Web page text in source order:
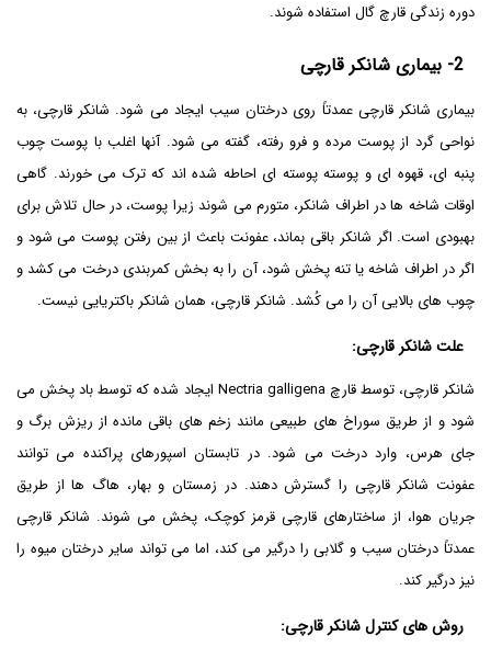
دوره زندگی قارچ گال استفاده شوند.
2- بیماری شانکر قارچی
بیماری شانکر قارچی عمدتاً روی درختان سیب ایجاد می شود. شانکر قارچی، به
نواحی گرد از پوست مرده و فرو رفته، گفته می شود. آنها اغلب با پوست چوب
پنبه ای، قهوه ای و پوسته پوسته ای احاطه شده اند که ترک می خورند. گاهی
اوقات شاخه ها در اطراف شانکر، متورم می شوند زیرا پوست، در حال تلاش برای
بهبودی است. اگر شانکر باقی بماند، عفونت باعث از بین رفتن پوست می شود و
اگر در اطراف شاخه یا تنه پخش شود، آن را به بخش کمربندی درخت می کشد و
چوب های بالایی آن را می کُشد. شانکر قارچی، همان شانکر باکتریایی نیست.
علت شانکر قارچی:
شانکر قارچی، توسط قارچ Nectria galligena ایجاد شده که توسط باد پخش می
شود و از طریق سوراخ های طبیعی مانند زخم های باقی مانده از ریزش برگ و
جای هرس، وارد درخت می شود. در تابستان اسپورهای پراکنده می توانند
عفونت شانکر قارچی را گسترش دهند. در زمستان و بهار، هاگ ها از طریق
جریان هوا، از ساختارهای قارچی قرمز کوچک، پخش می شوند. شانکر قارچی
عمدتاً درختان سیب و گلابی را درگیر می کند، اما می تواند سایر درختان میوه را
نیز درگیر کند.
روش های کنترل شانکر قارچی: